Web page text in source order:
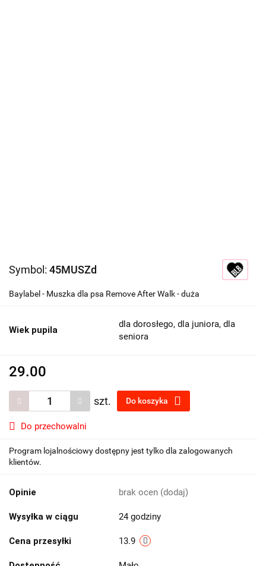
Symbol: 45MUSZd
Baylabel - Muszka dla psa Remove After Walk - duża
Wiek pupila
dla dorosłego, dla juniora, dla
seniora
29.00
szt. Do koszyka
Do przechowalni
Program lojalnościowy dostępny jest tylko dla zalogowanych
klientów.
Opinie brak ocen (dodaj)
Wysyłka w ciągu 24 godziny
Cena przesyłki 13.9